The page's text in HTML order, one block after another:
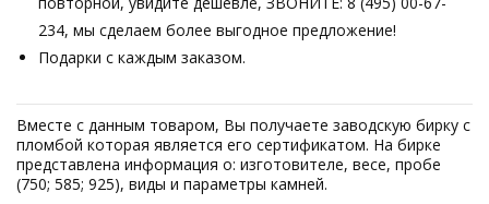
234, мы сделаем более выгодное предложение!
Подарки с каждым заказом.
Вместе с данным товаром, Вы получаете заводскую бирку с
пломбой которая является его сертификатом. На бирке
представлена информация о: изготовителе, весе, пробе
(750; 585; 925), виды и параметры камней.